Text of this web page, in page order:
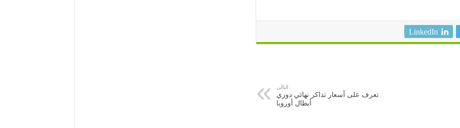
LinkedIn
التالى
تعرف على أسعار تذاكر نهائي دوري
أبطال أوروبا